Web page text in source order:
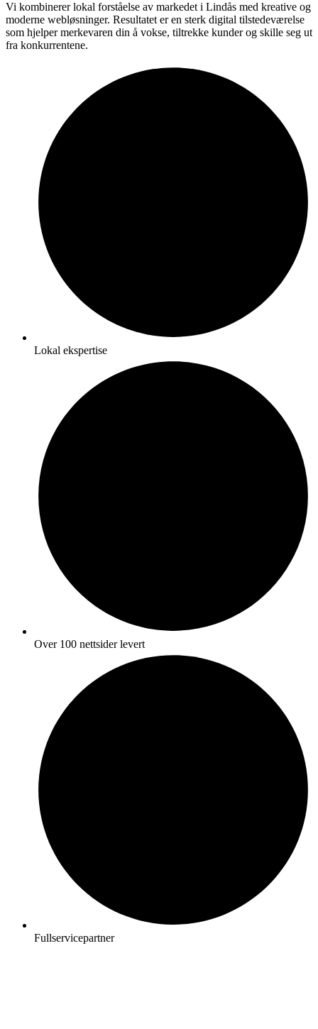
Vi kombinerer lokal forståelse av markedet i Lindås med kreative og
moderne webløsninger. Resultatet er en sterk digital tilstedeværelse
som hjelper merkevaren din å vokse, tiltrekke kunder og skille seg ut
fra konkurrentene.
Lokal ekspertise
Over 100 nettsider levert
Fullservicepartner